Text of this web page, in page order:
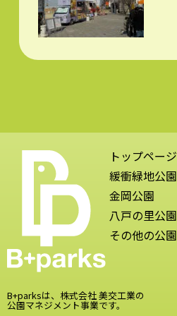
トップページ
緩衝緑地公園
金岡公園
八戸の里公園
その他の公園
B+parksは、株式会社 美交工業の
公園マネジメント事業です。